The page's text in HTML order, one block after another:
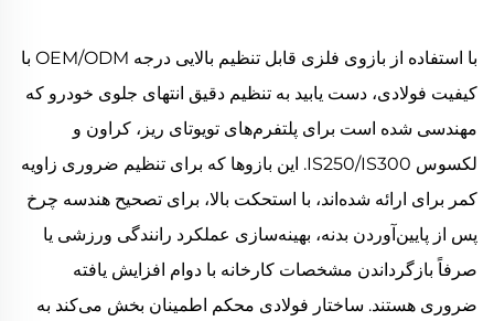
با استفاده از بازوی فلزی قابل تنظیم بالایی درجه OEM/ODM با
کیفیت فولادی، دست یابید به تنظیم دقیق انتهای جلوی خودرو که
مهندسی شده است برای پلتفرم‌های تویوتای ریز، کراون و
لکسوس IS250/IS300. این بازوها که برای تنظیم ضروری زاویه
کمر برای ارائه شده‌اند، با استحکت بالا، برای تصحیح هندسه چرخ
پس از پایین‌آوردن بدنه، بهینه‌سازی عملکرد رانندگی ورزشی یا
صرفاً بازگرداندن مشخصات کارخانه با دوام افزایش یافته
ضروری هستند. ساختار فولادی محکم اطمینان بخش می‌کند به